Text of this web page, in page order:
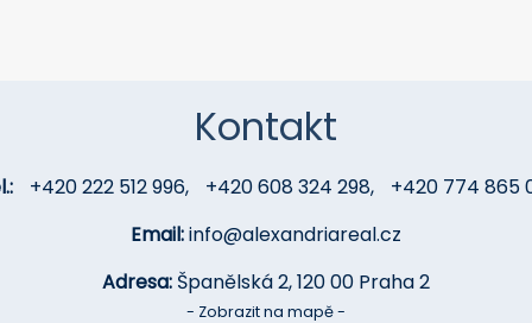
Kontakt
+420 222 512 996, +420 608 324 298,
+420 774 865
Email:info@alexandriareal.cz
Adresa: Španělská 2, 120 00 Praha 2
- Zobrazit na mapě -